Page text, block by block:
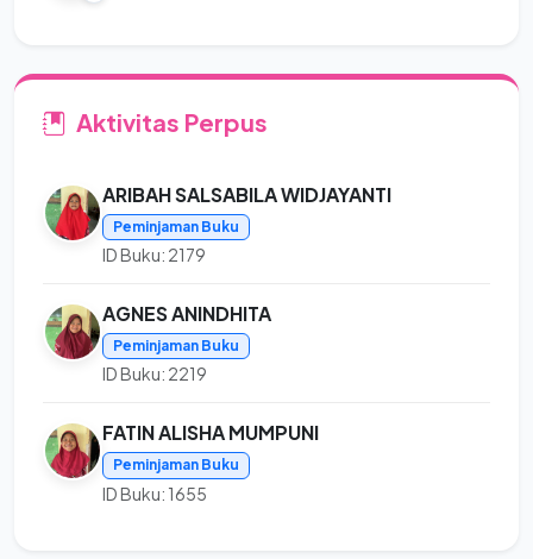
Aktivitas Perpus
ARIBAH SALSABILA WIDJAYANTI
Peminjaman Buku
ID Buku: 2179
AGNES ANINDHITA
Peminjaman Buku
ID Buku: 2219
FATIN ALISHA MUMPUNI
Peminjaman Buku
ID Buku: 1655